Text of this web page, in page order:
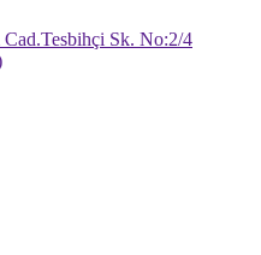
Cad.Tesbihçi Sk. No:2/4